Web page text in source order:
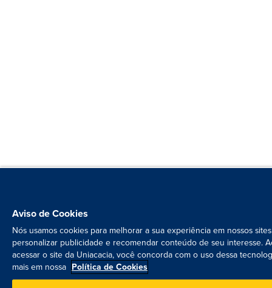
Aviso de Cookies
Nós usamos cookies para melhorar a sua experiência em nossos
personalizar publicidade e recomendar conteúdo de seu interesse.
acessar o site da Uniacacia, você concorda com o uso dessa
mais em nossa Política de Cookies